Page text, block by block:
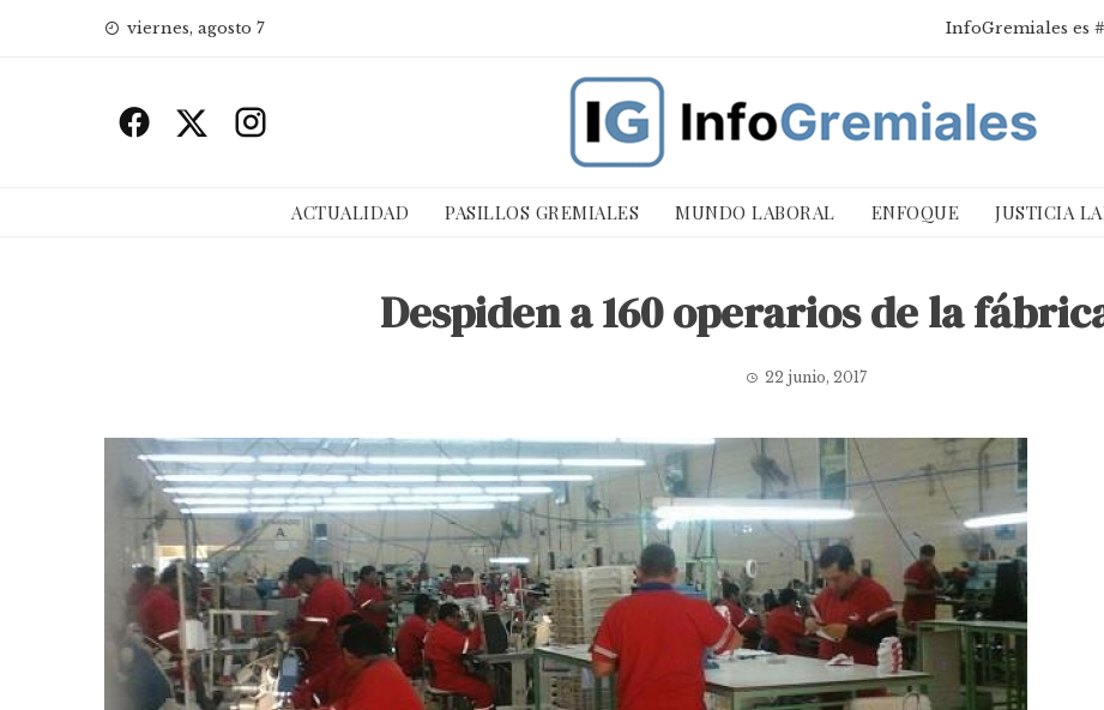
viernes, agosto 7 InfoGremiales es
ACTUALIDAD PASILLOS GREMIALES MUNDO LABORAL ENFOQUE JUSTICIA
Despiden a 160 operarios de la
22 junio, 2017